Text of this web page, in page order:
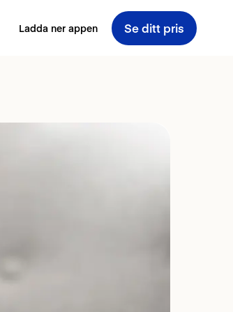
Ladda ner appen Se ditt pris